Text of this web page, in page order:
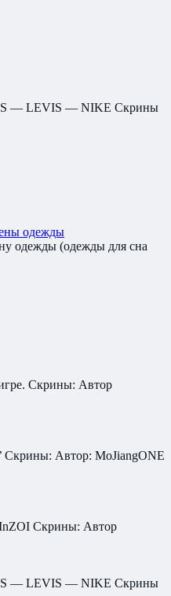
— LEVIS — NIKE Скрины
одежды
одежды (одежды для сна
Скрины: Автор
Скрины: Автор: MoJiangONE
InZOI Скрины: Автор
— LEVIS — NIKE Скрины